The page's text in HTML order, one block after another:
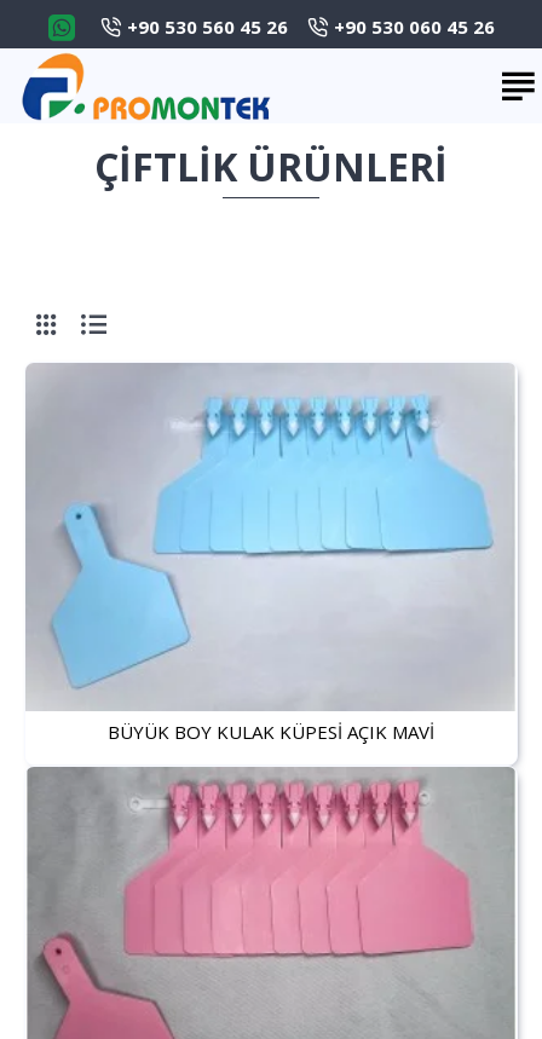
+90 530 560 45 26 +90 530 060 45 26
ÇIFTLIK ÜRÜNLERI
BÜYÜK BOY KULAK KÜPESİ AÇIK MAVİ